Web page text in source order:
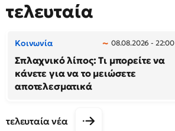
τελευταία
Κοινωνία 08.08.2026 - 22:00
Σπλαχνικό λίπος: Τι μπορείτε να
κάνετε για να το μειώσετε
αποτελεσματικά
τελευταία νέα